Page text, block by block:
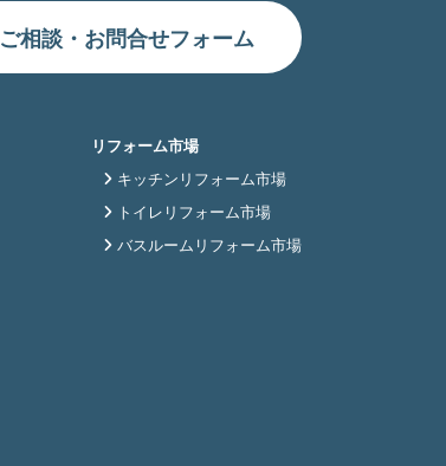
ご相談・お問合せフォーム
リフォーム市場
キッチンリフォーム市場
トイレリフォーム市場
バスルームリフォーム市場